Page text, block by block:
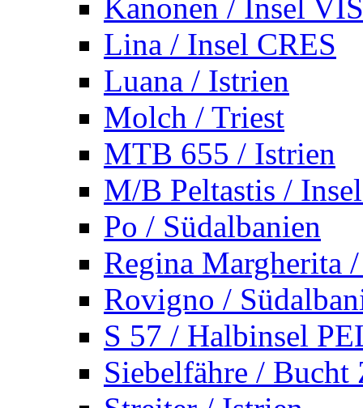
Kanonen / Insel VIS
Lina / Insel CRES
Luana / Istrien
Molch / Triest
MTB 655 / Istrien
M/B Peltastis /
Po / Südalbanien
Regina Margherita
Rovigno /
S 57 / Halbinsel
Siebelfähre / Bucht